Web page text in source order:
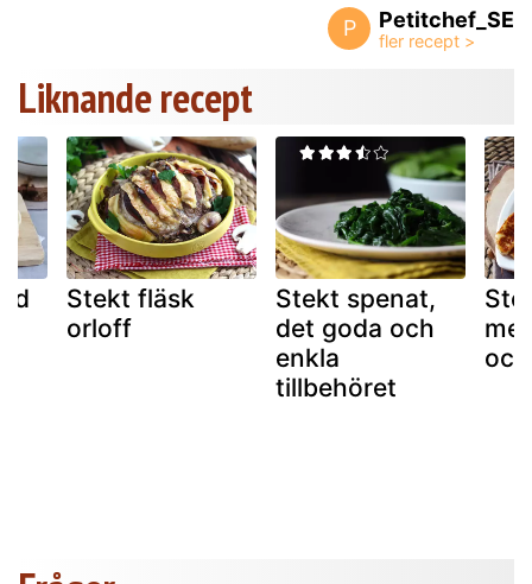
P Petitchef_SE
Liknande recept
Stekt fläsk
orloff
Stekt spenat,
det goda och
enkla
tillbehöret